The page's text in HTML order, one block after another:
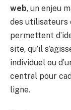
web, un enjeu
des utilisateurs
permettent
site, qu’il
individuel ou
central pour
ligne.